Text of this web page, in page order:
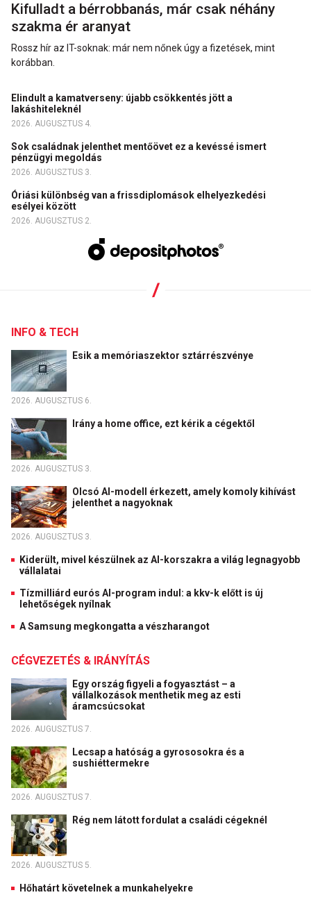
Kifulladt a bérrobbanás, már csak néhány
szakma ér aranyat
Rossz hír az IT-soknak: már nem nőnek úgy a fizetések, mint
korábban.
Elindult a kamatverseny: újabb csökkentés jött a
lakáshiteleknél
2026. AUGUSZTUS 4.
Sok családnak jelenthet mentőövet ez a kevéssé ismert
pénzügyi megoldás
2026. AUGUSZTUS 3.
Óriási különbség van a frissdiplomások elhelyezkedési
esélyei között
2026. AUGUSZTUS 2.
INFO & TECH
Esik a memóriaszektor sztárrészvénye
2026. AUGUSZTUS 6.
Irány a home office, ezt kérik a cégektől
2026. AUGUSZTUS 3.
Olcsó AI-modell érkezett, amely komoly kihívást
jelenthet a nagyoknak
2026. AUGUSZTUS 3.
Kiderült, mivel készülnek az AI-korszakra a világ legnagyobb
vállalatai
Tízmilliárd eurós AI-program indul: a kkv-k előtt is új
lehetőségek nyílnak
A Samsung megkongatta a vészharangot
CÉGVEZETÉS & IRÁNYÍTÁS
Egy ország figyeli a fogyasztást – a
vállalkozások menthetik meg az esti
áramcsúcsokat
2026. AUGUSZTUS 7.
Lecsap a hatóság a gyrososokra és a
sushiéttermekre
2026. AUGUSZTUS 7.
Rég nem látott fordulat a családi cégeknél
2026. AUGUSZTUS 5.
Hőhatárt követelnek a munkahelyekre